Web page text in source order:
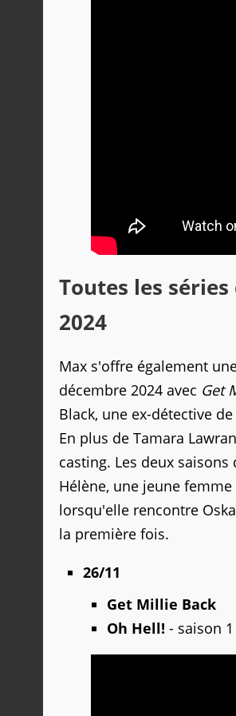
Toutes les
2024
Max s'offre également
décembre 2024 avec Get
Black, une ex-détective
En plus de Tamara
casting. Les deux
Hélène, une jeune
lorsqu'elle rencontre
la première fois.
26/11
Get Millie Back
Oh Hell! - saison